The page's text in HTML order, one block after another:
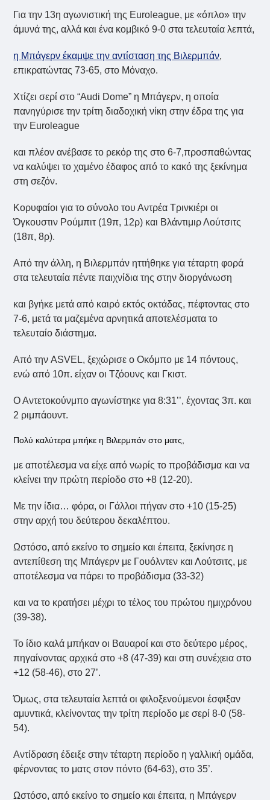
Για την 13η αγωνιστική της Euroleague, με «όπλο» την
άμυνά της, αλλά και ένα κομβικό 9-0 στα τελευταία λεπτά,
η Μπάγερν έκαμψε την αντίσταση της Βιλερμπάν,
επικρατώντας 73-65, στο Μόναχο.
Χτίζει σερί στο “Audi Dome” η Μπάγερν, η οποία
πανηγύρισε την τρίτη διαδοχική νίκη στην έδρα της για
την Euroleague
και πλέον ανέβασε το ρεκόρ της στο 6-7,προσπαθώντας
να καλύψει το χαμένο έδαφος από το κακό της ξεκίνημα
στη σεζόν.
Κορυφαίοι για το σύνολο του Αντρέα Τρινκιέρι οι
Όγκουστιν Ρούμπιτ (19π, 12ρ) και Βλάντιμιρ Λούτσιτς
(18π, 8ρ).
Από την άλλη, η Βιλερμπάν ηττήθηκε για τέταρτη φορά
στα τελευταία πέντε παιχνίδια της στην διοργάνωση
και βγήκε μετά από καιρό εκτός οκτάδας, πέφτοντας στο
7-6, μετά τα μαζεμένα αρνητικά αποτελέσματα το
τελευταίο διάστημα.
Από την ASVEL, ξεχώρισε ο Οκόμπο με 14 πόντους,
ενώ από 10π. είχαν οι Τζόουνς και Γκιστ.
Ο Αντετοκούνμπο αγωνίστηκε για 8:31’’, έχοντας 3π. και
2 ριμπάουντ.
Πολύ καλύτερα μπήκε η Βιλερμπάν στο ματς,
με αποτέλεσμα να είχε από νωρίς το προβάδισμα και να
κλείνει την πρώτη περίοδο στο +8 (12-20).
Με την ίδια… φόρα, οι Γάλλοι πήγαν στο +10 (15-25)
στην αρχή του δεύτερου δεκαλέπτου.
Ωστόσο, από εκείνο το σημείο και έπειτα, ξεκίνησε η
αντεπίθεση της Μπάγερν με Γουόλντεν και Λούτσιτς, με
αποτέλεσμα να πάρει το προβάδισμα (33-32)
και να το κρατήσει μέχρι το τέλος του πρώτου ημιχρόνου
(39-38).
Το ίδιο καλά μπήκαν οι Βαυαροί και στο δεύτερο μέρος,
πηγαίνοντας αρχικά στο +8 (47-39) και στη συνέχεια στο
+12 (58-46), στο 27’.
Όμως, στα τελευταία λεπτά οι φιλοξενούμενοι έσφιξαν
αμυντικά, κλείνοντας την τρίτη περίοδο με σερί 8-0 (58-
54).
Αντίδραση έδειξε στην τέταρτη περίοδο η γαλλική ομάδα,
φέρνοντας το ματς στον πόντο (64-63), στο 35’.
Ωστόσο, από εκείνο το σημείο και έπειτα, η Μπάγερν